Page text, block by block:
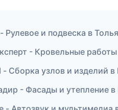
Рулевое и подвеска в
- Кровельные работы
Сборка узлов и изделий в
- Фасады и утепление в